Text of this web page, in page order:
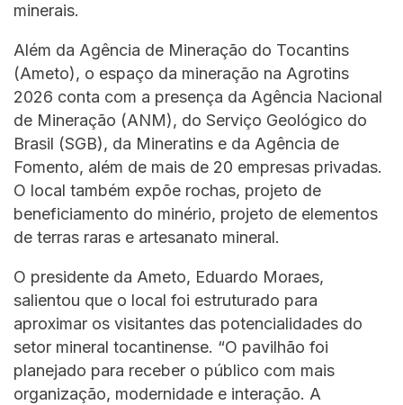
minerais.
Além da Agência de Mineração do Tocantins
(Ameto), o espaço da mineração na Agrotins
2026 conta com a presença da Agência Nacional
de Mineração (ANM), do Serviço Geológico do
Brasil (SGB), da Mineratins e da Agência de
Fomento, além de mais de 20 empresas privadas.
O local também expõe rochas, projeto de
beneficiamento do minério, projeto de elementos
de terras raras e artesanato mineral.
O presidente da Ameto, Eduardo Moraes,
salientou que o local foi estruturado para
aproximar os visitantes das potencialidades do
setor mineral tocantinense. “O pavilhão foi
planejado para receber o público com mais
organização, modernidade e interação. A